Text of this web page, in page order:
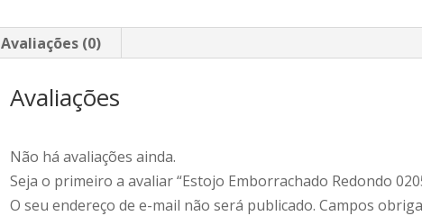
Avaliações (0)
Avaliações
Não há avaliações ainda.
Seja o primeiro a avaliar “Estojo Emborrachado Redondo
O seu endereço de e-mail não será publicado. Campos